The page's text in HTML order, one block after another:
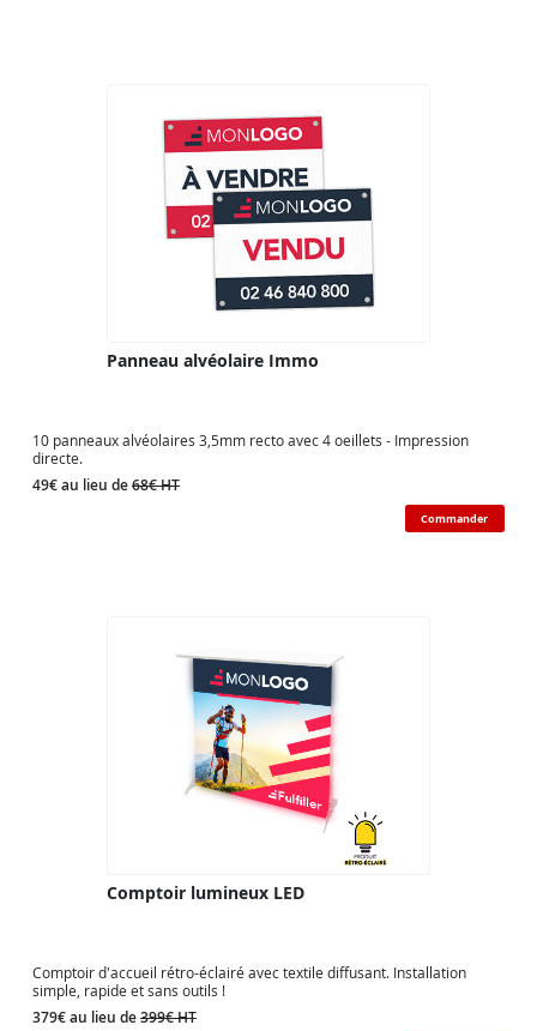
Panneau alvéolaire Immo
10 panneaux alvéolaires 3,5mm recto avec 4 oeillets - Impression
directe.
49€ au lieu de68€ HT
Commander
Comptoir lumineux LED
Comptoir d'accueil rétro-éclairé avec textile diffusant. Installation
simple, rapide et sans outils !
379€ au lieu de399€ HT